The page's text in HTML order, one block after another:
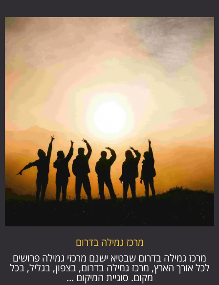
מרכז גמילה בדרום
מרכז גמילה בדרום שבטיא ישנם מרכזי גמילה פרושים
לכל אורך הארץ, מרכז גמילה בדרום, בצפון, בגליל, בכל
מקום. סוגיית המיקום ...